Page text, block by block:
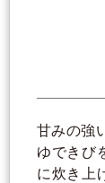
甘みの強
ゆできび
に炊き上